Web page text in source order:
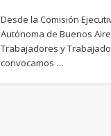
Desde la Comisión
Autónoma de Buenos
Trabajadores y
convocamos …